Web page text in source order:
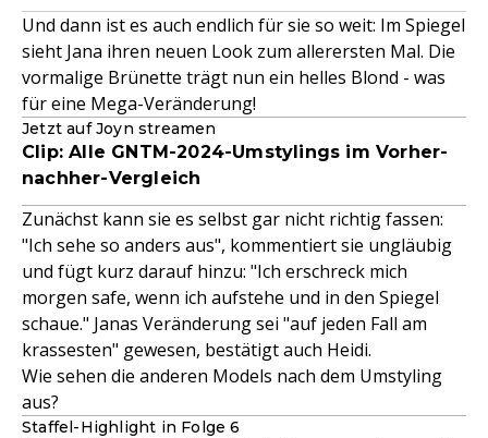
Und dann ist es auch endlich für sie so weit: Im Spiegel
sieht Jana ihren neuen Look zum allerersten Mal. Die
vormalige Brünette trägt nun ein helles Blond - was
für eine Mega-Veränderung!
Jetzt auf Joyn streamen
Clip: Alle GNTM-2024-Umstylings im Vorher-
nachher-Vergleich
Zunächst kann sie es selbst gar nicht richtig fassen:
"Ich sehe so anders aus", kommentiert sie ungläubig
und fügt kurz darauf hinzu: "Ich erschreck mich
morgen safe, wenn ich aufstehe und in den Spiegel
schaue." Janas Veränderung sei "auf jeden Fall am
krassesten" gewesen, bestätigt auch Heidi.
Wie sehen die anderen Models nach dem Umstyling
aus?
Staffel-Highlight in Folge 6